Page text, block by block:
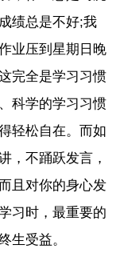
绩总是不好;我
业压到星期日晚
完全是学习习惯
科学的学习习惯
轻松自在。而如
，不踊跃发言，
且对你的身心发
习时，最重要的
生受益。